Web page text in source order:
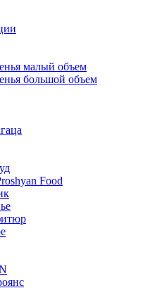
малый объем
большой объем
Food